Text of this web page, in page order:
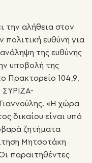
την αλήθεια στον
πολιτική ευθύνη για
της ευθύνης
υποβολή της
Πρακτορείο 104,9,
ΣΥΡΙΖΑ-
«Η χώρα
δικαίου είναι υπό
ζητήματα
Μητσοτάκη
παραιτηθέντες